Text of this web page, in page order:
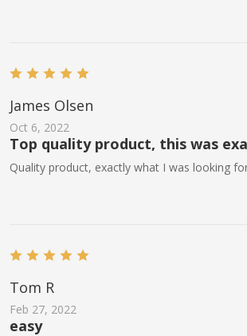
James Olsen
Oct 6, 2022
Top quality product, this was
needed for working
Quality product, exactly what I was looking
Tom R
Feb 27, 2022
easy